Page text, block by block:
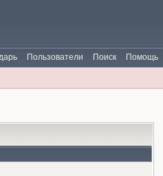
Помощь
Поиск
Пользователи